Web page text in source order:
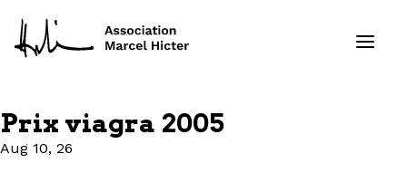
Formations
Prix viagra 2005
Aug 10, 26